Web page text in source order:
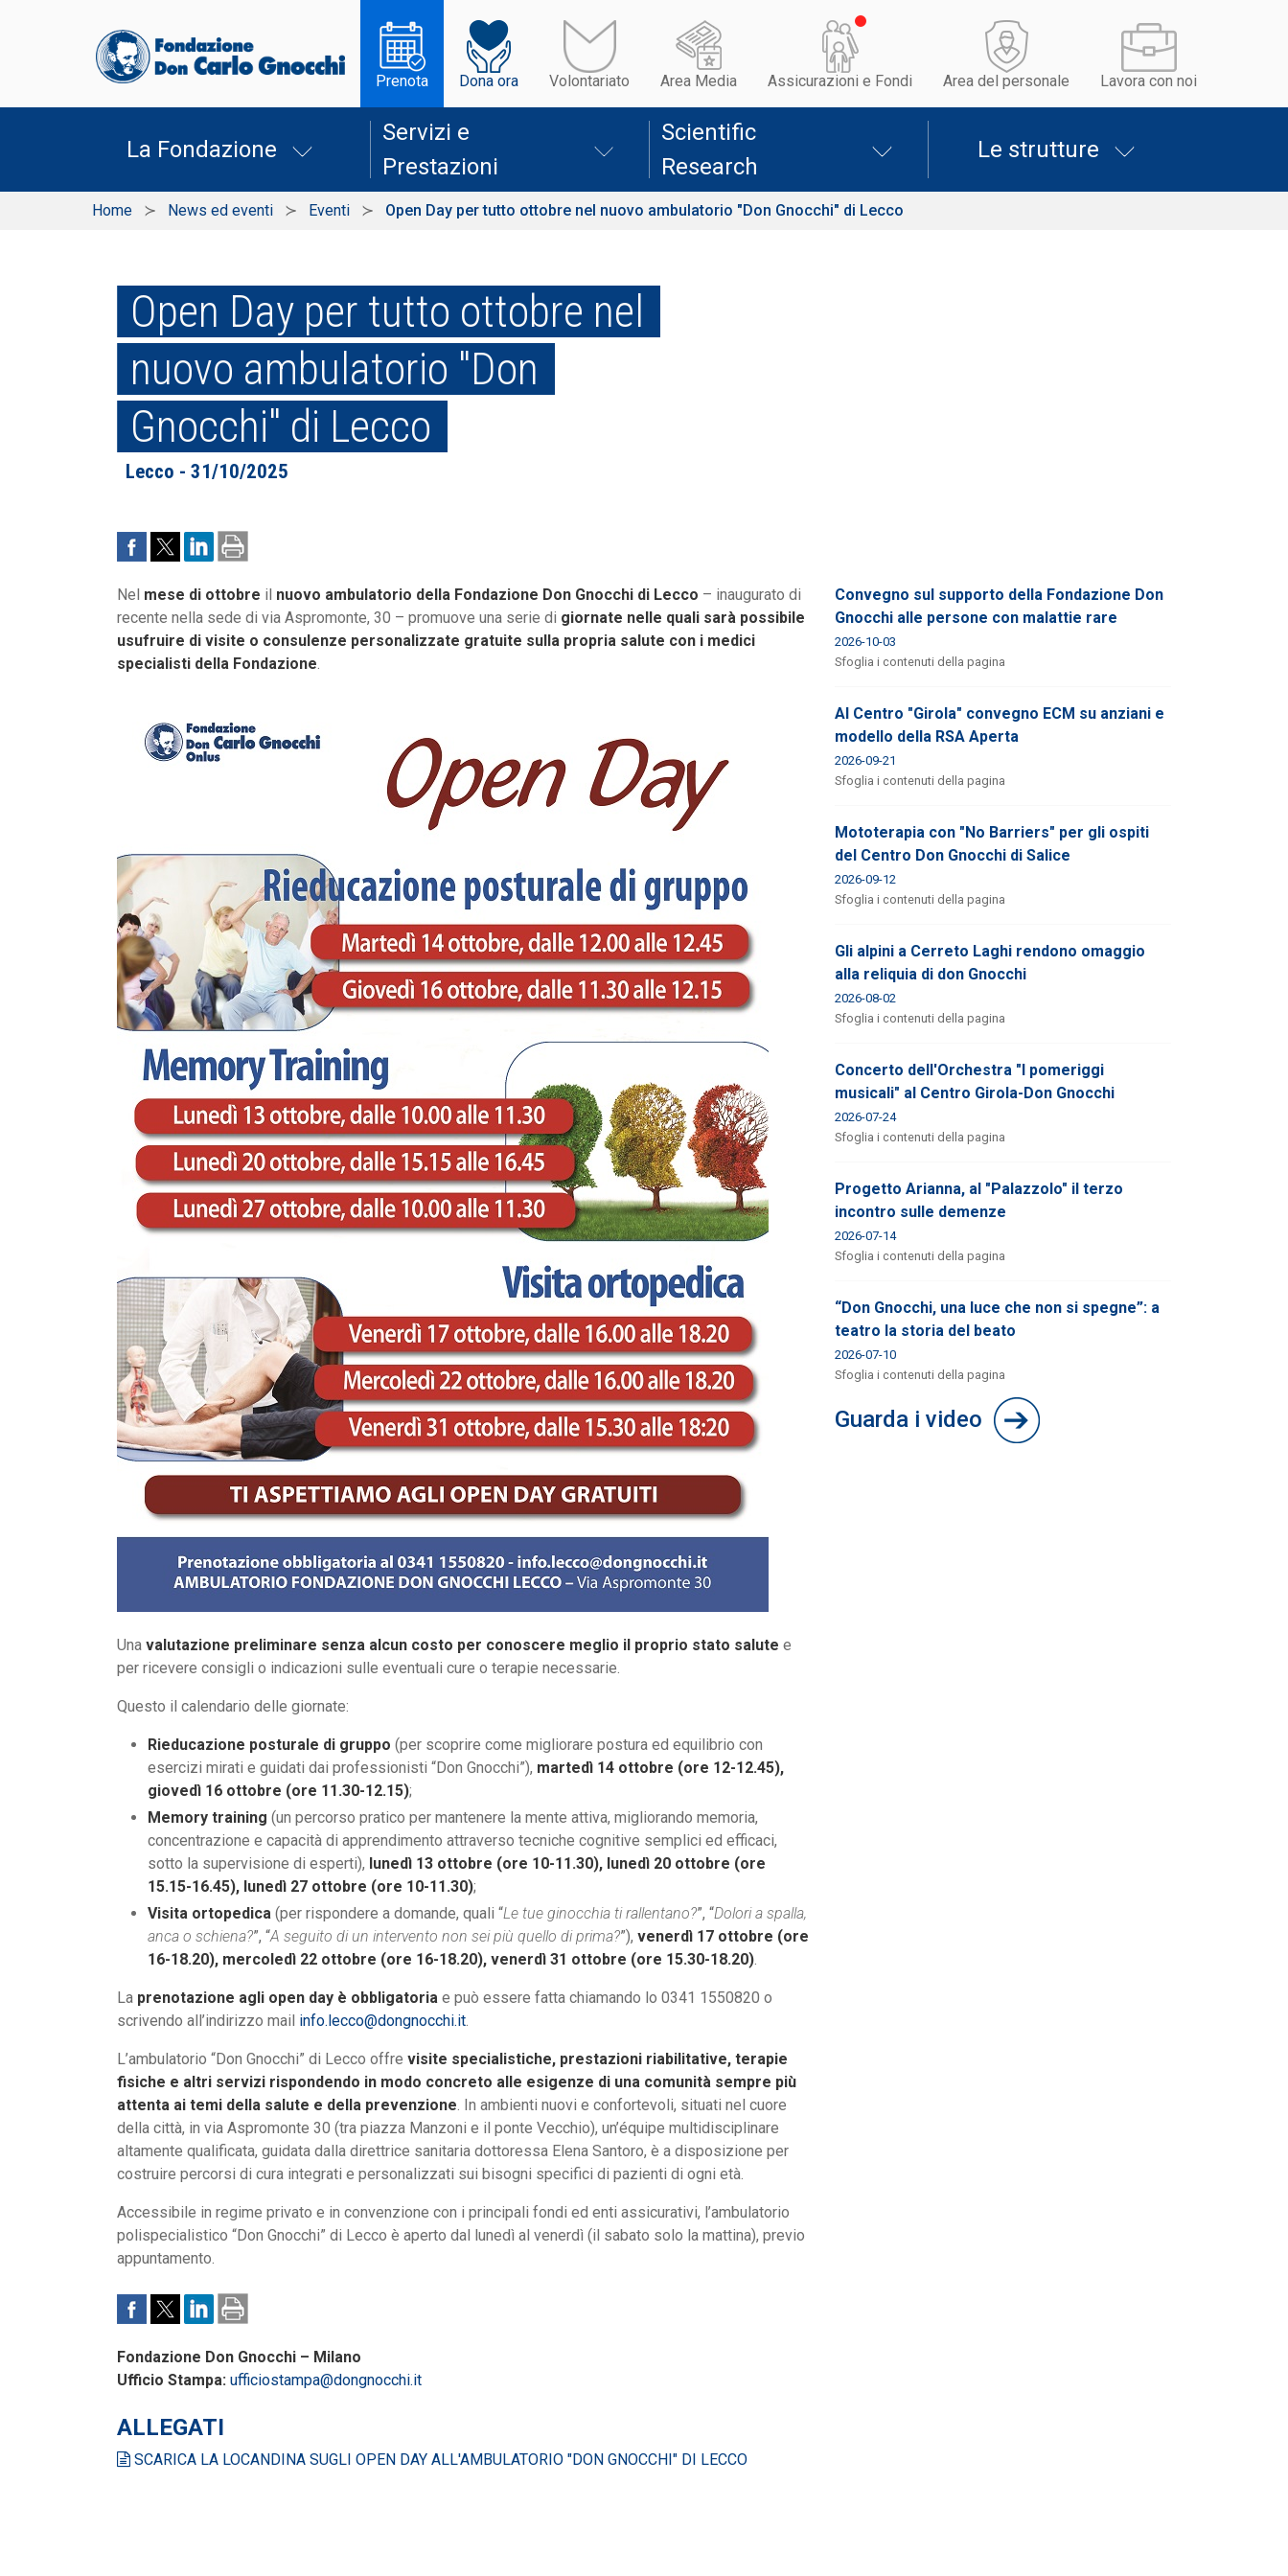
Prenota Dona ora Volontariato Area Media Assicurazioni e Fondi Area del personale Lavora con noi
La Fondazione
Servizi e
Prestazioni
Scientific
Research
Le strutture
Home News ed eventi Eventi Open Day per tutto ottobre nel nuovo ambulatorio "Don Gnocchi" di Lecco
Open Day per tutto ottobre nel
nuovo ambulatorio "Don
Gnocchi" di Lecco
Lecco - 31/10/2025
Nel mese di ottobre il nuovo ambulatorio della Fondazione Don Gnocchi di Lecco – inaugurato di
recente nella sede di via Aspromonte, 30 – promuove una serie di giornate nelle quali sarà possibile
usufruire di visite o consulenze personalizzate gratuite sulla propria salute con i medici
specialisti della Fondazione.
Una valutazione preliminare senza alcun costo per conoscere meglio il proprio stato salute e
per ricevere consigli o indicazioni sulle eventuali cure o terapie necessarie.
Questo il calendario delle giornate:
Rieducazione posturale di gruppo (per scoprire come migliorare postura ed equilibrio con
esercizi mirati e guidati dai professionisti “Don Gnocchi”), martedì 14 ottobre (ore 12-12.45),
giovedì 16 ottobre (ore 11.30-12.15);
Memory training (un percorso pratico per mantenere la mente attiva, migliorando memoria,
concentrazione e capacità di apprendimento attraverso tecniche cognitive semplici ed efficaci,
sotto la supervisione di esperti), lunedì 13 ottobre (ore 10-11.30), lunedì 20 ottobre (ore
15.15-16.45), lunedì 27 ottobre (ore 10-11.30);
Visita ortopedica (per rispondere a domande, quali “Le tue ginocchia ti rallentano?”, “Dolori a spalla,
anca o schiena?”, “A seguito di un intervento non sei più quello di prima?”), venerdì 17 ottobre (ore
16-18.20), mercoledì 22 ottobre (ore 16-18.20), venerdì 31 ottobre (ore 15.30-18.20).
La prenotazione agli open day è obbligatoria e può essere fatta chiamando lo 0341 1550820 o
scrivendo all’indirizzo mail info.lecco@dongnocchi.it.
L’ambulatorio “Don Gnocchi” di Lecco offre visite specialistiche, prestazioni riabilitative, terapie
fisiche e altri servizi rispondendo in modo concreto alle esigenze di una comunità sempre più
attenta ai temi della salute e della prevenzione. In ambienti nuovi e confortevoli, situati nel cuore
della città, in via Aspromonte 30 (tra piazza Manzoni e il ponte Vecchio), un’équipe multidisciplinare
altamente qualificata, guidata dalla direttrice sanitaria dottoressa Elena Santoro, è a disposizione per
costruire percorsi di cura integrati e personalizzati sui bisogni specifici di pazienti di ogni età.
Accessibile in regime privato e in convenzione con i principali fondi ed enti assicurativi, l’ambulatorio
polispecialistico “Don Gnocchi” di Lecco è aperto dal lunedì al venerdì (il sabato solo la mattina), previo
appuntamento.
Fondazione Don Gnocchi – Milano
Ufficio Stampa: ufficiostampa@dongnocchi.it
ALLEGATI
SCARICA LA LOCANDINA SUGLI OPEN DAY ALL'AMBULATORIO "DON GNOCCHI" DI LECCO
Convegno sul supporto della Fondazione Don
Gnocchi alle persone con malattie rare
2026-10-03
Sfoglia i contenuti della pagina
Al Centro "Girola" convegno ECM su anziani e
modello della RSA Aperta
2026-09-21
Sfoglia i contenuti della pagina
Mototerapia con "No Barriers" per gli ospiti
del Centro Don Gnocchi di Salice
2026-09-12
Sfoglia i contenuti della pagina
Gli alpini a Cerreto Laghi rendono omaggio
alla reliquia di don Gnocchi
2026-08-02
Sfoglia i contenuti della pagina
Concerto dell'Orchestra "I pomeriggi
musicali" al Centro Girola-Don Gnocchi
2026-07-24
Sfoglia i contenuti della pagina
Progetto Arianna, al "Palazzolo" il terzo
incontro sulle demenze
2026-07-14
Sfoglia i contenuti della pagina
“Don Gnocchi, una luce che non si spegne”: a
teatro la storia del beato
2026-07-10
Sfoglia i contenuti della pagina
Guarda i video